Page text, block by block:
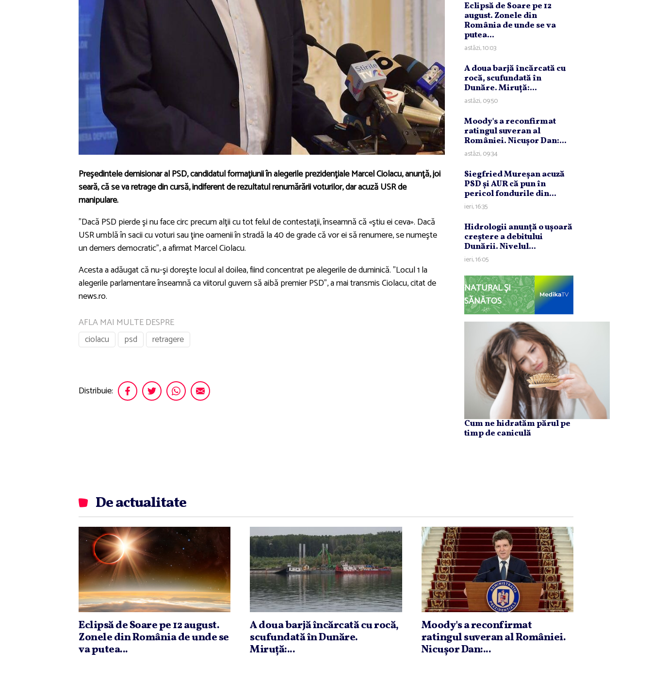
Preşedintele demisionar al PSD, candidatul formaţiunii în alegerile prezidenţiale Marcel Ciolacu, anunţă, joi
seară, că se va retrage din cursă, indiferent de rezultatul renumărării voturilor, dar acuză USR de
manipulare.
”Dacă PSD pierde şi nu face circ precum alţii cu tot felul de contestaţii, înseamnă că «ştiu ei ceva». Dacă
USR umblă în sacii cu voturi sau ţine oamenii în stradă la 40 de grade că vor ei să renumere, se numeşte
un demers democratic”, a afirmat Marcel Ciolacu.
Acesta a adăugat că nu-şi doreşte locul al doilea, fiind concentrat pe alegerile de duminică. ”Locul 1 la
alegerile parlamentare înseamnă ca viitorul guvern să aibă premier PSD”, a mai transmis Ciolacu, citat de
news.ro.
AFLA MAI MULTE DESPRE
ciolacu
psd retragere
Distribuie:
Eclipsă de Soare pe 12
august. Zonele din
România de unde se va
putea...
astăzi, 10:03
A doua barjă încărcată cu
rocă, scufundată în
Dunăre. Miruţă:...
astăzi, 09:50
Moody's a reconfirmat
ratingul suveran al
României. Nicuşor Dan:...
astăzi, 09:34
Siegfried Mureşan acuză
PSD şi AUR că pun în
pericol fondurile din...
ieri, 16:35
Hidrologii anunţă o uşoară
creştere a debitului
Dunării. Nivelul...
ieri, 16:05
NATURAL ȘI
SĂNĂTOS
Cum ne hidratăm părul pe
timp de caniculă
De actualitate
Eclipsă de Soare pe 12 august.
Zonele din România de unde se
va putea...
A doua barjă încărcată cu rocă,
scufundată în Dunăre.
Miruţă:...
Moody's a reconfirmat
ratingul suveran al României.
Nicuşor Dan:...